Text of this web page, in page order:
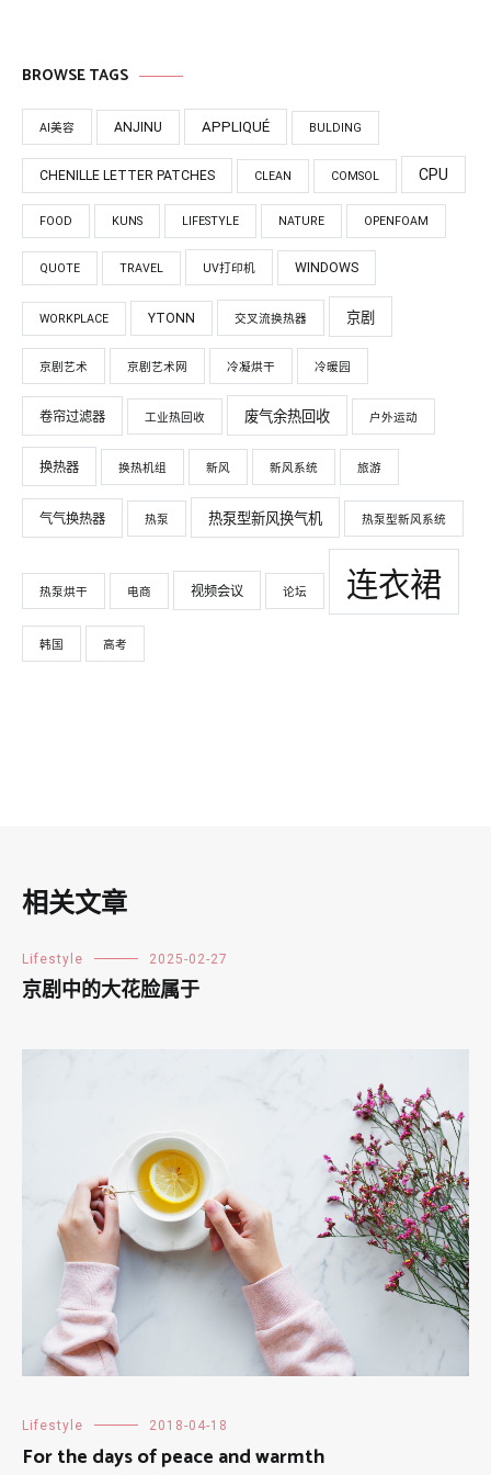
BROWSE TAGS
AI美容 ANJINU APPLIQUÉ BULDING
CHENILLE LETTER PATCHES CLEAN COMSOL CPU
FOOD KUNS LIFESTYLE NATURE OPENFOAM
QUOTE TRAVEL UV打印机 WINDOWS
WORKPLACE YTONN 交叉流换热器 京剧
京剧艺术 京剧艺术网 冷凝烘干 冷暖园
卷帘过滤器 工业热回收 废气余热回收 户外运动
换热器 换热机组 新风 新风系统 旅游
气气换热器 热泵 热泵型新风换气机 热泵型新风系统
热泵烘干 电商 视频会议 论坛 连衣裙
韩国 高考
相关文章
Lifestyle 2025-02-27
京剧中的大花脸属于
Lifestyle 2018-04-18
For the days of peace and warmth